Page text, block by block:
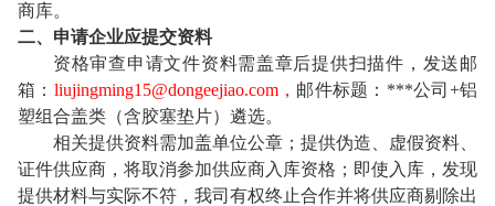
商库。
二、申请企业应提交资料
资格审查申请文件资料需盖章后提供扫描件，发送邮
箱： liujingming15@dongeejiao.com， 邮件标题：***公司+铝
塑组合盖类（含胶塞垫片）遴选。
相关提供资料需加盖单位公章；提供伪造、虚假资料、
证件供应商，将取消参加供应商入库资格；即使入库，发现
提供材料与实际不符，我司有权终止合作并将供应商剔除出